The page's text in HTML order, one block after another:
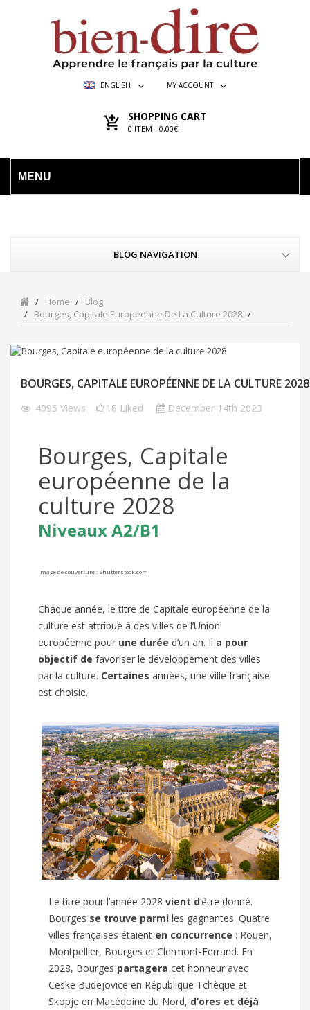
ENGLISH MY ACCOUNT
SHOPPING CART
0 ITEM - 0,00€
MENU
BLOG NAVIGATION
Home
Blog
Bourges, Capitale Européenne De La Culture 2028
BOURGES, CAPITALE EUROPÉENNE DE LA CULTURE 2028
4095 Views 18 Liked December 14th 2023
Bourges, Capitale
européenne de la
culture 2028
Niveaux A2/B1
Image de couverture : Shutterstock.com
Chaque année, le titre de Capitale européenne de la
culture est attribué à des villes de l’Union
européenne pour une durée d’un an. Il a pour
objectif de favoriser le développement des villes
par la culture. Certaines années, une ville française
est choisie.
Le titre pour l’année 2028 vient d’être donné.
Bourges se trouve parmi les gagnantes. Quatre
villes françaises étaient en concurrence : Rouen,
Montpellier, Bourges et Clermont-Ferrand. En
2028, Bourges partagera cet honneur avec
Ceske Budejovice en République Tchèque et
Skopje en Macédoine du Nord, d’ores et déjà